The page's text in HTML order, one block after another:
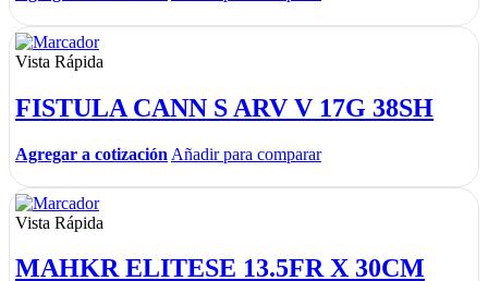
Vista Rápida
FISTULA CANN S ARV V 17G 38SH
Agregar a cotización Añadir para comparar
Vista Rápida
MAHKR ELITESE 13.5FR X 30CM